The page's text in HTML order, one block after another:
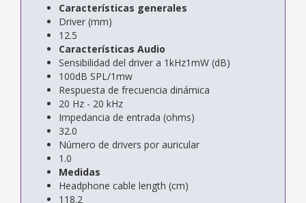
Características generales
Driver (mm)
12.5
Características Audio
Sensibilidad del driver a 1kHz1mW (dB)
100dB SPL/1mw
Respuesta de frecuencia dinámica
20 Hz - 20 kHz
Impedancia de entrada (ohms)
32.0
Número de drivers por auricular
1.0
Medidas
Headphone cable length (cm)
118.2